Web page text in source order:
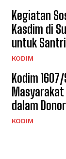
Kegiatan
Kasdim di
untuk Santri
KODIM
Kodim
dalam
KODIM